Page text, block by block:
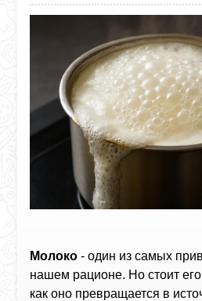
Молоко - один из самых
нашем рационе. Но стоит его
как оно превращается в